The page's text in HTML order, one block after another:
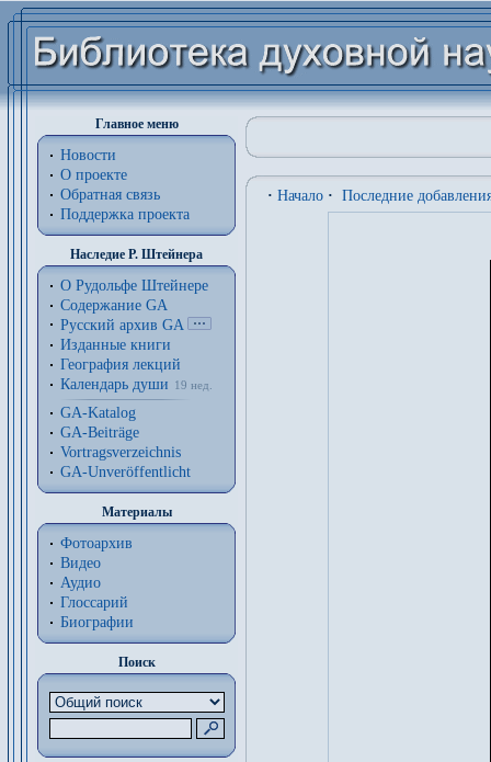
Главное меню
Новости
О проекте
Обратная связь
Поддержка проекта
Наследие Р. Штейнера
О Рудольфе Штейнере
Содержание GA
Русский архив GA
Изданные книги
География лекций
Календарь души
19 нед.
GA-Katalog
GA-Beiträge
Vortragsverzeichnis
GA-Unveröffentlicht
Материалы
Фотоархив
Видео
Аудио
Глоссарий
Биографии
Поиск
· Начало · Последние